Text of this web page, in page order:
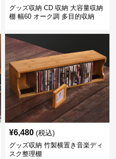
グッズ収納 CD 収納 大容量収納
棚 幅60 オーク調 多目的収納
¥6,480 (税込)
グッズ収納 竹製横置き音楽ディ
スク整理棚